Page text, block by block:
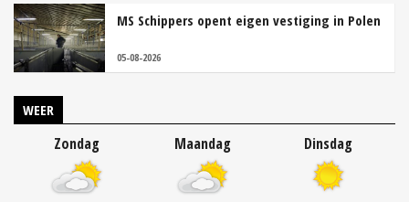
MS Schippers opent eigen vestiging in Polen
05-08-2026
WEER
Zondag Maandag Dinsdag